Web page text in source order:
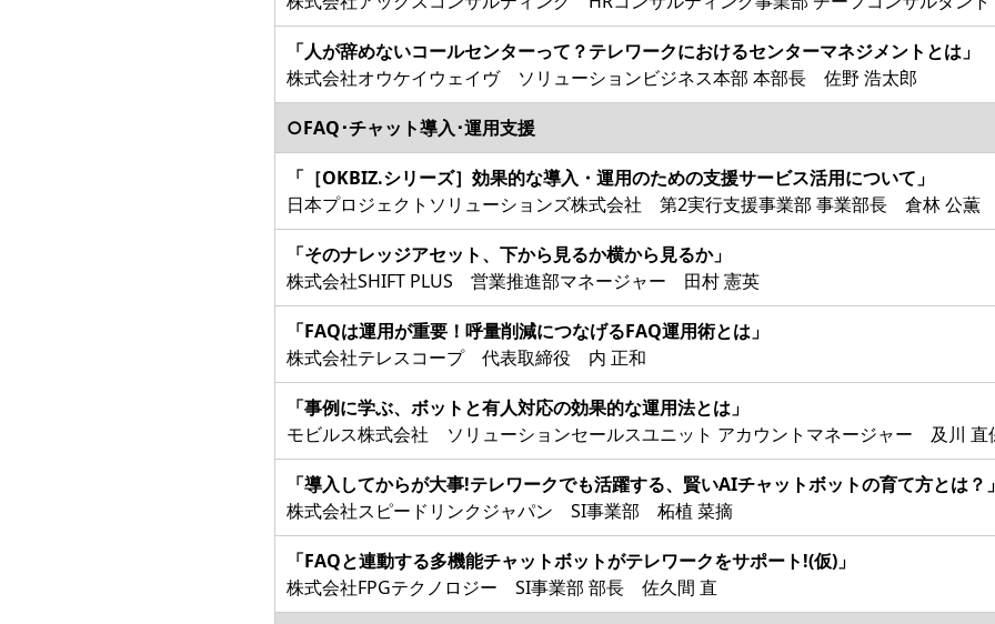
「人が辞めないコールセンターって？テレワークにおけるセンターマネジメントとは」
株式会社オウケイウェイヴ ソリューションビジネス本部 本部長 佐野 浩太郎
○FAQ･チャット導入･運用支援
「［OKBIZ.シリーズ］効果的な導入・運用のための支援サービス活用について」
日本プロジェクトソリューションズ株式会社 第2実行支援事業部 事業部長 倉林 公薫
「そのナレッジアセット、下から見るか横から見るか」
株式会社SHIFT PLUS 営業推進部マネージャー 田村 憲英
「FAQは運用が重要！呼量削減につなげるFAQ運用術とは」
株式会社テレスコープ 代表取締役 内 正和
「事例に学ぶ、ボットと有人対応の効果的な運用法とは」
モビルス株式会社 ソリューションセールスユニット アカウントマネージャー 及川 直
「導入してからが大事!テレワークでも活躍する、賢いAIチャットボットの育て方とは？」
株式会社スピードリンクジャパン SI事業部 柘植 菜摘
「FAQと連動する多機能チャットボットがテレワークをサポート!(仮)」
株式会社FPGテクノロジー SI事業部 部長 佐久間 直